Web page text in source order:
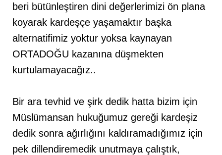
beri bütünleştiren dini değerlerimizi ön plana
koyarak kardeşçe yaşamaktır başka
alternatifimiz yoktur yoksa kaynayan
ORTADOĞU kazanına düşmekten
kurtulamayacağız..
Bir ara tevhid ve şirk dedik hatta bizim için
Müslümansan hukuğumuz gereği kardeşiz
dedik sonra ağırlığını kaldıramadığımız için
pek dillendiremedik unutmaya çalıştık,